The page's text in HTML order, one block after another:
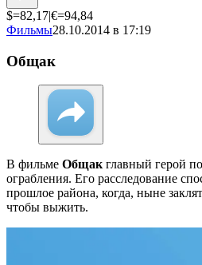
$=82,17|€=94,84
Фильмы28.10.2014 в 17:19
Общак
В фильме Общакглавный герой
ограбления. Его расследование
прошлое района, когда, ныне
чтобы выжить.